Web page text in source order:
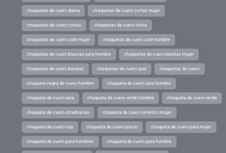
chaquetas de cuero dama chaquetas de cuero cortas mujer
chaquetas de cuero cortas chaquetas de cuero chica
chaquetas de cuero cafe mujer chaquetas de cuero cafe hombre
chaquetas de cuero blancas para hombre chaquetas de cuero baratas mujer
chaquetas de cuero baratas chaquetas de cuero azul chaquetas de cuero
chaqueta negra de cuero hombre chaqueta de cuero zara hombre
chaqueta de cuero zara chaqueta de cuero verde hombre chaqueta de cuero verde
chaqueta de cuero stradivarius chaqueta de cuero sintetico mujer
chaqueta de cuero roja chaqueta de cuero precio chaqueta de cuero para mujer
chaqueta de cuero para hombres chaqueta de cuero para hombre